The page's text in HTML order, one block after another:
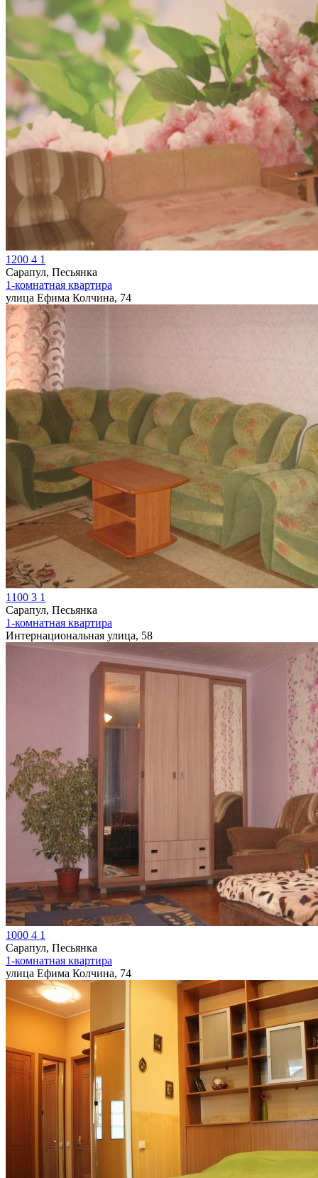
1200 4 1
Сарапул, Песьянка
1-комнатная квартира
улица Ефима Колчина, 74
1100 3 1
Сарапул, Песьянка
1-комнатная квартира
Интернациональная улица, 58
1000 4 1
Сарапул, Песьянка
1-комнатная квартира
улица Ефима Колчина, 74